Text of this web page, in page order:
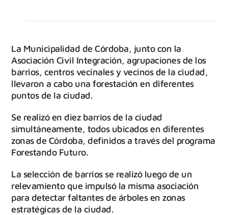
La Municipalidad de Córdoba, junto con la
Asociación Civil Integración, agrupaciones de los
barrios, centros vecinales y vecinos de la ciudad,
llevaron a cabo una forestación en diferentes
puntos de la ciudad.
Se realizó en diez barrios de la ciudad
simultáneamente, todos ubicados en diferentes
zonas de Córdoba, definidos a través del programa
Forestando Futuro.
La selección de barrios se realizó luego de un
relevamiento que impulsó la misma asociación
para detectar faltantes de árboles en zonas
estratégicas de la ciudad.